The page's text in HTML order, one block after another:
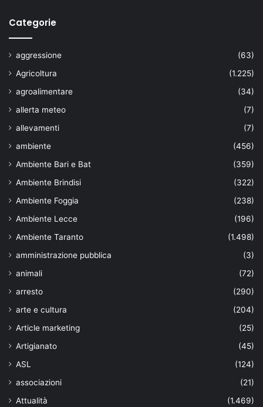
Categorie
aggressione
(63)
Agricoltura
(1.225)
agroalimentare
(34)
allerta meteo
(7)
allevamenti
(7)
ambiente
(456)
Ambiente Bari e Bat
(359)
Ambiente Brindisi
(322)
Ambiente Foggia
(238)
Ambiente Lecce
(196)
Ambiente Taranto
(1.498)
amministrazione pubblica
(3)
animali
(72)
arresto
(290)
arte e cultura
(204)
Article marketing
(25)
Artigianato
(45)
ASL
(124)
associazioni
(21)
Attualità
(1.469)